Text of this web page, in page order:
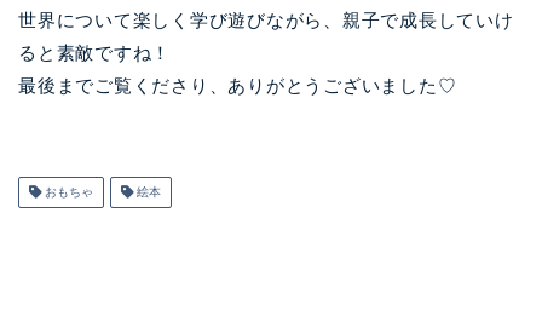
世界について楽しく学び遊びながら、親子で成長していけ
ると素敵ですね！
最後までご覧くださり、ありがとうございました♡
おもちゃ 絵本